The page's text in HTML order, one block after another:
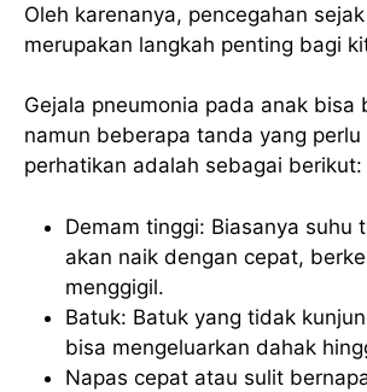
Oleh karenanya, pencegahan
merupakan langkah penting bagi
Gejala pneumonia pada anak bisa
namun beberapa tanda yang perlu
perhatikan adalah sebagai berikut:
Demam tinggi: Biasanya suhu
akan naik dengan cepat,
menggigil.
Batuk: Batuk yang tidak
bisa mengeluarkan dahak
Napas cepat atau sulit